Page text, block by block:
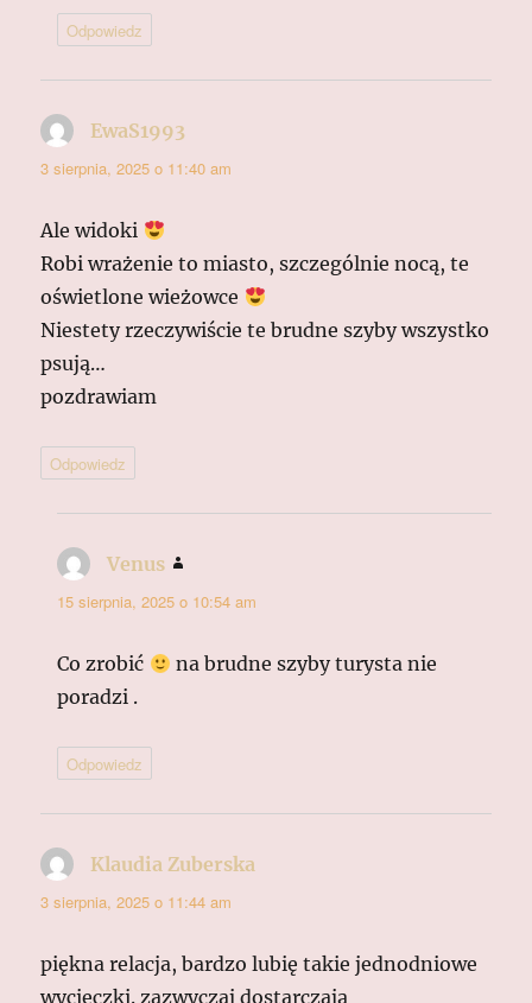
Odpowiedz
EwaS1993
3 sierpnia, 2025 o 11:40 am
Ale widoki
Robi wrażenie to miasto, szczególnie nocą, te
oświetlone wieżowce
Niestety rzeczywiście te brudne szyby wszystko
psują…
pozdrawiam
Odpowiedz
Venus
15 sierpnia, 2025 o 10:54 am
Co zrobić
na brudne szyby turysta nie
poradzi .
Odpowiedz
Klaudia Zuberska
3 sierpnia, 2025 o 11:44 am
piękna relacja, bardzo lubię takie jednodniowe
wycieczki. zazwyczaj dostarczają